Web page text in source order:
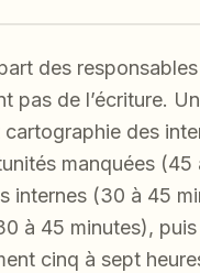
des
pas de l’écriture.
cartographie des
manquées
internes (30 à 45
à 45 minutes),
cinq à sept